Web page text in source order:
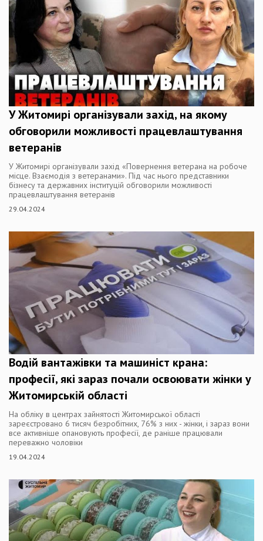
У Житомирі організували захід, на якому
обговорили можливості працевлаштування
ветеранів
У Житомирі організували захід «Повернення ветерана на робоче
місце. Взаємодія з ветеранами». Під час нього представники
бізнесу та державних інституцій обговорили можливості
працевлаштування ветеранів
29.04.2024
Водій вантажівки та машиніст крана:
професії, які зараз почали освоювати жінки у
Житомирській області
На обліку в центрах зайнятості Житомирської області
зареєстровано 6 тисяч безробітних, 76% з них - жінки, і зараз вони
все активніше опановують професії, де раніше працювали
переважно чоловіки
19.04.2024